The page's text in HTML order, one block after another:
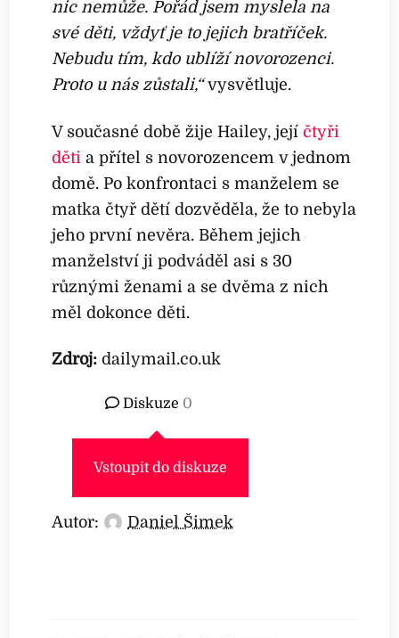
nic nemůže. Pořád jsem myslela na
své děti, vždyť je to jejich bratříček.
Nebudu tím, kdo ublíží novorozenci.
Proto u nás zůstali,“vysvětluje.
V současné době žije Hailey, jejíčtyři
děti a přítel s novorozencem v jednom
domě. Po konfrontaci s manželem se
matka čtyř dětí dozvěděla, že to nebyla
jeho první nevěra. Během jejich
manželství ji podváděl asi s 30
různými ženami a se dvěma z nich
měl dokonce děti.
Zdroj: dailymail.co.uk
Diskuze 0
Vstoupit do diskuze
Autor: Daniel Šimek